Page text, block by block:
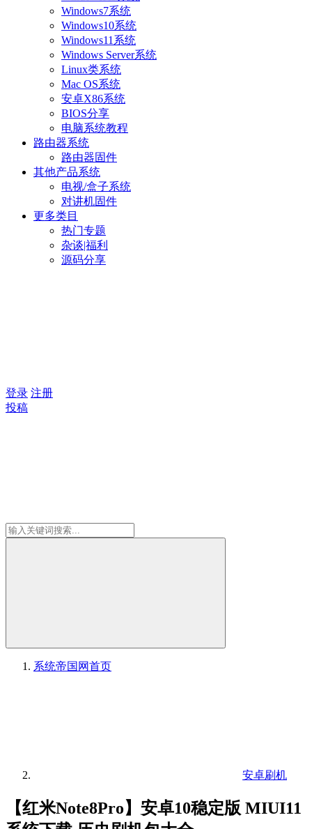
Windows7系统
Windows10系统
Windows11系统
Windows Server系统
Linux类系统
Mac OS系统
安卓X86系统
BIOS分享
电脑系统教程
路由器系统
路由器固件
其他产品系统
电视/盒子系统
对讲机固件
更多类目
热门专题
杂谈|福利
源码分享
登录 注册
投稿
系统帝国网首页
安卓刷机
【红米Note8Pro】安卓10稳定版 MIUI11